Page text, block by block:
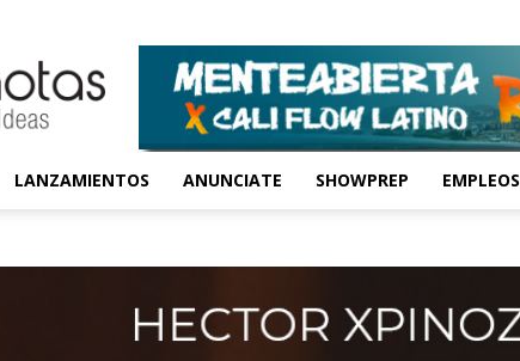
LANZAMIENTOS ANUNCIATE SHOWPREP EMPLEOS